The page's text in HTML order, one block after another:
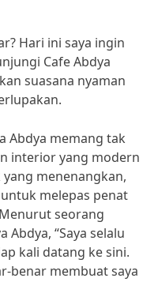
Hari ini saya ingin
Cafe Abdya
suasana nyaman
Abdya memang tak
interior yang modern
menenangkan,
melepas penat
seorang
Abdya, “Saya selalu
kali datang ke sini.
benar membuat saya